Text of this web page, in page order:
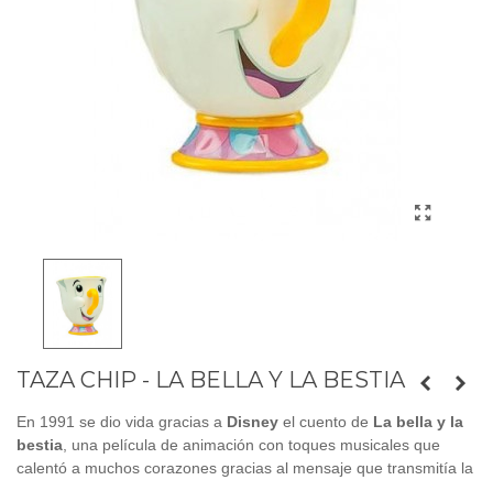
TAZA CHIP - LA BELLA Y LA BESTIA
En 1991 se dio vida gracias a Disney el cuento de La bella y la
bestia , una película de animación con toques musicales que
calentó a muchos corazones gracias al mensaje que transmitía la